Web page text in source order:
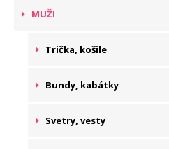
MUŽI
Trička, košile
Bundy, kabátky
Svetry, vesty